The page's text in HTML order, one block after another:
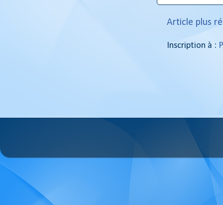
Article plus
Inscription à :